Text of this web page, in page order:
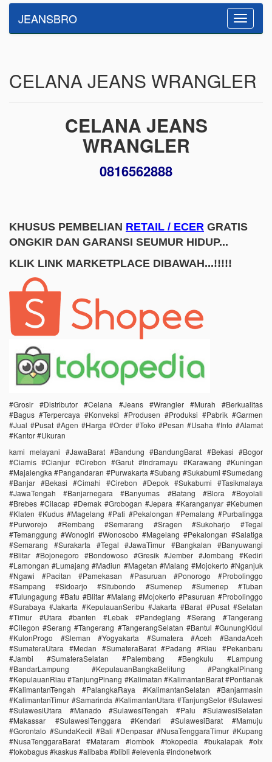
Toggle
JEANSBRO
CELANA JEANS WRANGLER
CELANA JEANS
WRANGLER
0816562888
KHUSUS PEMBELIAN RETAIL / ECER GRATIS
ONGKIR DAN GARANSI SEUMUR HIDUP...
KLIK LINK MARKETPLACE DIBAWAH...!!!!!
#Grosir #Distributor #Celana #Jeans #Wrangler #Murah #Berkualitas
#Bagus #Terpercaya #Konveksi #Produsen #Produksi #Pabrik #Garmen
#Jual #Pusat #Agen #Harga #Order #Toko #Pesan #Usaha #Info #Alamat
#Kantor #Ukuran
kami melayani #JawaBarat #Bandung #BandungBarat #Bekasi #Bogor
#Ciamis #Cianjur #Cirebon #Garut #Indramayu #Karawang #Kuningan
#Majalengka #Pangandaran #Purwakarta #Subang #Sukabumi #Sumedang
#Banjar #Bekasi #Cimahi #Cirebon #Depok #Sukabumi #Tasikmalaya
#JawaTengah #Banjarnegara #Banyumas #Batang #Blora #Boyolali
#Brebes #Cilacap #Demak #Grobogan #Jepara #Karanganyar #Kebumen
#Klaten #Kudus #Magelang #Pati #Pekalongan #Pemalang #Purbalingga
#Purworejo #Rembang #Semarang #Sragen #Sukoharjo #Tegal
#Temanggung #Wonogiri #Wonosobo #Magelang #Pekalongan #Salatiga
#Semarang #Surakarta #Tegal #JawaTimur #Bangkalan #Banyuwangi
#Blitar #Bojonegoro #Bondowoso #Gresik #Jember #Jombang #Kediri
#Lamongan #Lumajang #Madiun #Magetan #Malang #Mojokerto #Nganjuk
#Ngawi #Pacitan #Pamekasan #Pasuruan #Ponorogo #Probolinggo
#Sampang #Sidoarjo #Situbondo #Sumenep #Sumenep #Tuban
#Tulungagung #Batu #Blitar #Malang #Mojokerto #Pasuruan #Probolinggo
#Surabaya #Jakarta #KepulauanSeribu #Jakarta #Barat #Pusat #Selatan
#Timur #Utara #banten #Lebak #Pandeglang #Serang #Tangerang
#Cilegon #Serang #Tangerang #TangerangSelatan #Bantul #GunungKidul
#KulonProgo #Sleman #Yogyakarta #Sumatera #Aceh #BandaAceh
#SumateraUtara #Medan #SumateraBarat #Padang #Riau #Pekanbaru
#Jambi #SumateraSelatan #Palembang #Bengkulu #Lampung
#BandarLampung #KepulauanBangkaBelitung #PangkalPinang
#KepulauanRiau #TanjungPinang #Kalimatan #KalimantanBarat #Pontianak
#KalimantanTengah #PalangkaRaya #KalimantanSelatan #Banjarmasin
#KalimantanTimur #Samarinda #KalimantanUtara #TanjungSelor #Sulawesi
#SulawesiUtara #Manado #SulawesiTengah #Palu #SulawesiSelatan
#Makassar #SulawesiTenggara #Kendari #SulawesiBarat #Mamuju
#Gorontalo #SundaKecil #Bali #Denpasar #NusaTenggaraTimur #Kupang
#NusaTenggaraBarat #Mataram #lombok #tokopedia #bukalapak #olx
#tokobagus #kaskus #alibaba #blibli #elevenia #indonetwork